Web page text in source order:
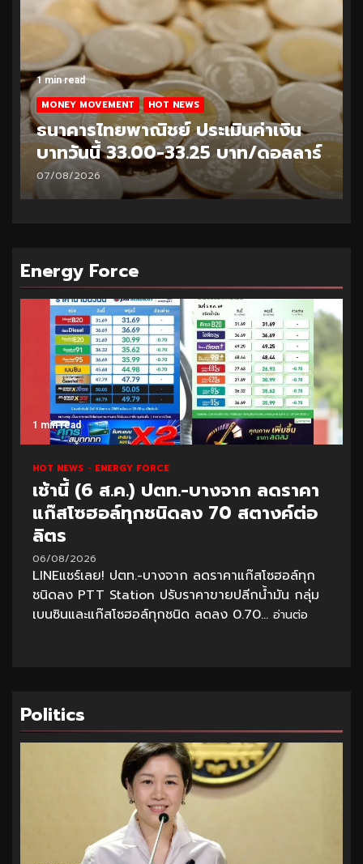
1 min read
MONEY MOVEMENT HOT NEWS
ธนาคารไทยพาณิชย์ ประเมินค่าเงิน
บาทวันนี้ 32.95-33.20 บาท/ดอลลาร์
06/08/2026
Energy Force
1 min read
HOT NEWS ENERGY FORCE
เช้านี้ (6 ส.ค.) ปตท.-บางจาก ลดราคา
แก๊สโซฮอล์ทุกชนิดลง 70 สตางค์ต่อ
ลิตร
06/08/2026
LINEแชร์เลย! ปตท.-บางจาก ลดราคาแก๊สโซฮอล์ทุก
ชนิดลง PTT Station ปรับราคาขายปลีกน้ำมัน กลุ่ม
เบนซินและแก๊สโซฮอล์ทุกชนิด ลดลง 0.70... อ่านต่อ
Politics